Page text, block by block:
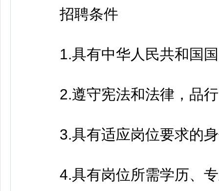
招聘条件
1.具有中华人民共和国国
2.遵守宪法和法律，品行
3.具有适应岗位要求的身
4.具有岗位所需学历、专